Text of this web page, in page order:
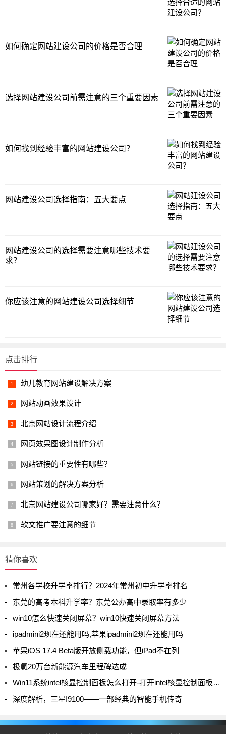
如何确定网站建设公司的价格是否合理
选择网站建设公司前需注意的三个重要因素
如何找到经验丰富的网站建设公司？
网站建设公司选择指南：五大要点
网站建设公司的选择需要注意哪些技术要
求？
你应该注意的网站建设公司选择细节
点击排行
幼儿教育网站建设解决方案
网站动画效果设计
北京网站设计流程介绍
网页效果图设计制作分析
网站链接的重要性有哪些？
网站策划的解决方案分析
北京网站建设公司哪家好？需要注意什么？
软文推广要注意的细节
猜你喜欢
常州各学校升学率排行？2024年常州初中升学率排名
东莞的高考本科升学率？东莞公办高中录取率有多少
win10怎么快速关闭屏幕？win10快速关闭屏幕方法
ipadmini2现在还能用吗,苹果ipadmini2现在还能用吗
苹果iOS 17.4 Beta版开放侧载功能，但iPad不在列
极氪20万台新能源汽车里程碑达成
Win11系统intel核显控制面板怎么打开-打开intel核显控制面板的方法
深度解析，三星I9100——一部经典的智能手机传奇